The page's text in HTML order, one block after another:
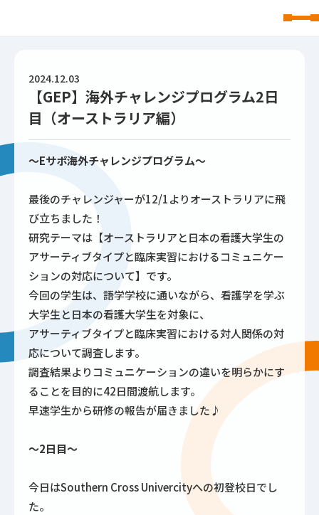
2024.12.03
【GEP】海外チャレンジプログラム2日
目（オーストラリア編）
～Eサポ海外チャレンジプログラム～
最後のチャレンジャーが12/1よりオーストラリアに飛
び立ちました！
研究テーマは【オーストラリアと日本の看護大学生の
アサーティブタイプと臨床実習におけるコミュニケー
ションの対応について】です。
今回の学生は、語学学校に通いながら、看護学を学ぶ
大学生と日本の看護大学生を対象に、
アサーティブタイプと臨床実習における対人関係の対
応について調査します。
調査結果よりコミュニケーションの違いを明らかにす
ることを目的に42日間渡航します。
早速学生から研修の報告が届きました♪
～2日目～
今日はSouthern Cross Univercityへの初登校日でし
た。